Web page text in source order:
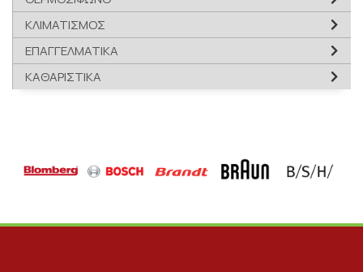
ΚΛΙΜΑΤΙΣΜΟΣ
ΕΠΑΓΓΕΛΜΑΤΙΚΑ
ΚΑΘΑΡΙΣΤΙΚΑ